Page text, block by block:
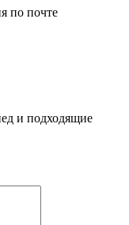
по почте
и подходящие